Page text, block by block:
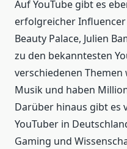
Auf YouTube gibt es
erfolgreicher
Beauty Palace, Julien
zu den bekanntesten
verschiedenen Themen
Musik und haben
Darüber hinaus gibt es
YouTuber in
Gaming und